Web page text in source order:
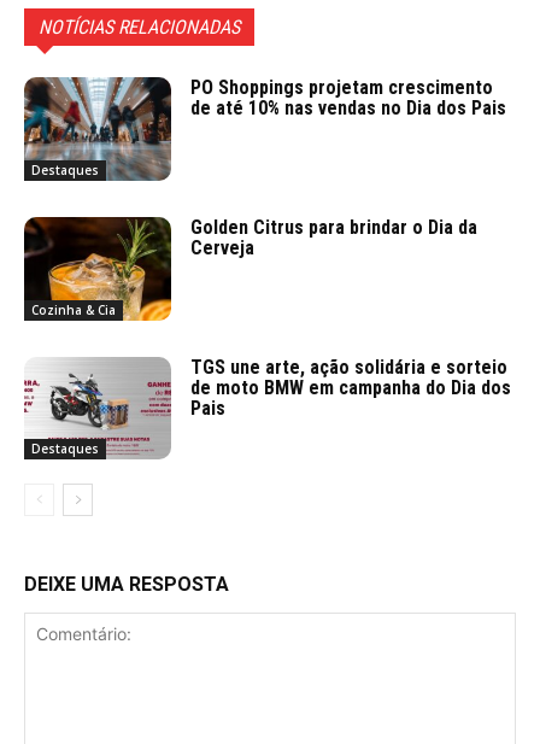
NOTÍCIAS RELACIONADAS
Destaques
PO Shoppings projetam crescimento
de até 10% nas vendas no Dia dos Pais
Cozinha & Cia
Golden Citrus para brindar o Dia da
Cerveja
Destaques
TGS une arte, ação solidária e sorteio
de moto BMW em campanha do Dia dos
Pais
DEIXE UMA RESPOSTA